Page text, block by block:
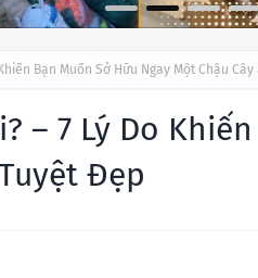
Bạn Muốn Sở Hữu Ngay Một Chậu
– 7 Lý Do
Đẹp